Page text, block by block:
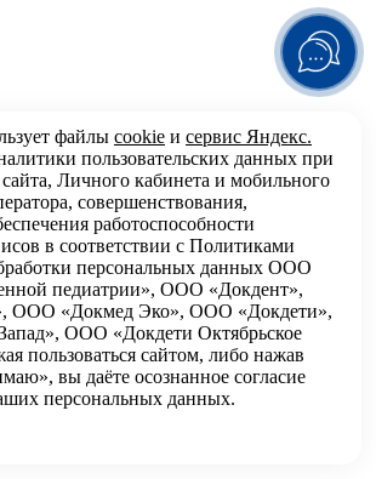
файлы cookie и сервис Яндекс.
пользовательских данных при
Личного кабинета и мобильного
совершенствования,
работоспособности
в соответствии с Политиками
персональных данных ООО
педиатрии», ООО «Докдент»,
ООО «Докмед Эко», ООО «Докдети»,
ООО «Докдети Октябрьское
пользоваться сайтом, либо нажав
вы даёте осознанное согласие
персональных данных.